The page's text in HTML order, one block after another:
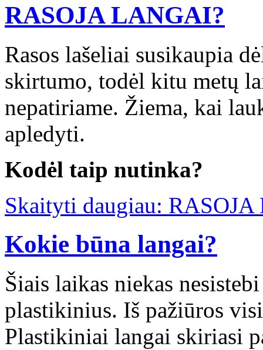
RASOJA LANGAI?
Rasos lašeliai susikaupia
skirtumo, todėl kitu metų
nepatiriame. Žiema, kai
apledyti.
Kodėl taip nutinka?
Skaityti daugiau:
Kokie būna langai?
Šiais laikas niekas
plastikinius. Iš pažiūros
Plastikiniai langai skiriasi